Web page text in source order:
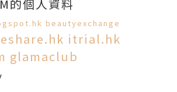
的個人資料
beautyexchange
itrial.hk
glamaclub